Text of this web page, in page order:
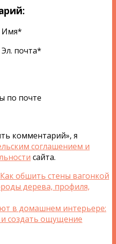
Имя*
Эл. почта*
по почте
комментарий», я
соглашением и
сайта.
Как обшить стены вагонкой
дерева, профиля,
в домашнем интерьере:
создать ощущение